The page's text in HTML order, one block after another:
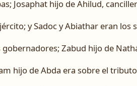
Josaphat hijo de Ahilud,
y Sadoc y Abiathar eran los
Zabud hijo de
hijo de Abda era sobre el